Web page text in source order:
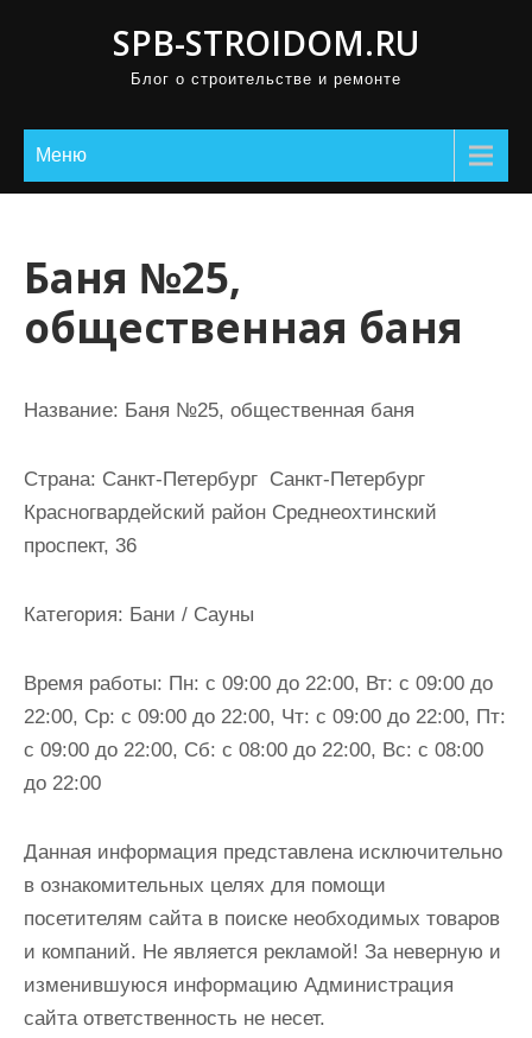
SPB-STROIDOM.RU
Блог о строительстве и ремонте
Меню
Баня №25,
общественная баня
Название: Баня №25, общественная баня
Страна: Санкт-Петербург Санкт-Петербург
Красногвардейский район Среднеохтинский
проспект, 36
Категория: Бани / Сауны
Время работы: Пн: с 09:00 до 22:00, Вт: с 09:00 до
22:00, Ср: с 09:00 до 22:00, Чт: с 09:00 до 22:00, Пт:
с 09:00 до 22:00, Сб: с 08:00 до 22:00, Вс: с 08:00
до 22:00
Данная информация представлена исключительно
в ознакомительных целях для помощи
посетителям сайта в поиске необходимых товаров
и компаний. Не является рекламой! За неверную и
изменившуюся информацию Администрация
сайта ответственность не несет.